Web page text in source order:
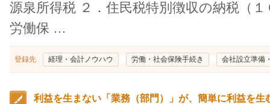
源泉所得税 ２．住民税特別徴収の納税（
労働保 …
登録先 経理・会計ノウハウ 労働・社会保険手続き 会社設立準備
利益を生まない「業務（部門）」が、簡単に利益を